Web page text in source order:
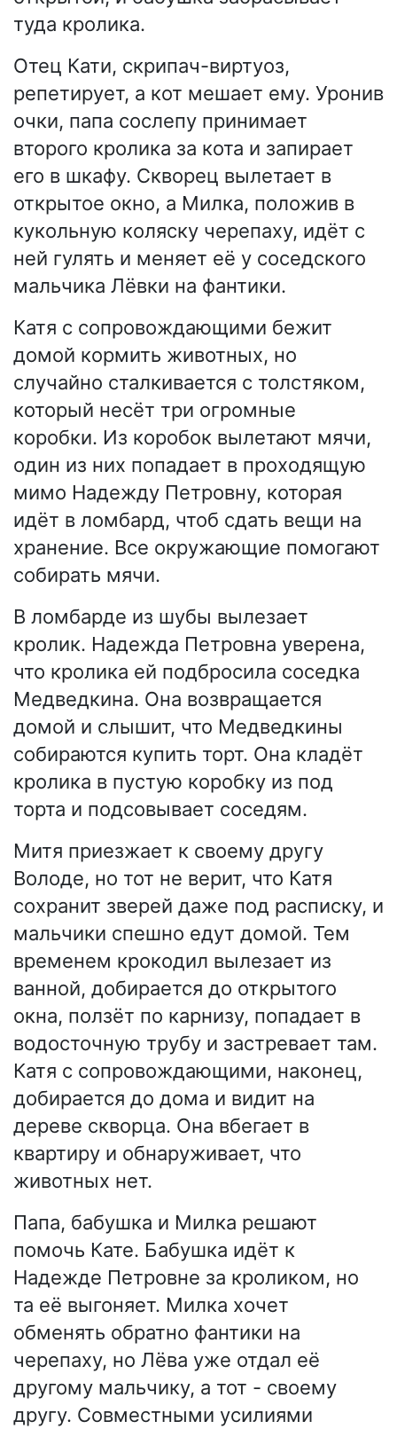
туда кролика.
Отец Кати, скрипач-виртуоз,
репетирует, а кот мешает ему. Уронив
очки, папа сослепу принимает
второго кролика за кота и запирает
его в шкафу. Скворец вылетает в
открытое окно, а Милка, положив в
кукольную коляску черепаху, идёт с
ней гулять и меняет её у соседского
мальчика Лёвки на фантики.
Катя с сопровождающими бежит
домой кормить животных, но
случайно сталкивается с толстяком,
который несёт три огромные
коробки. Из коробок вылетают мячи,
один из них попадает в проходящую
мимо Надежду Петровну, которая
идёт в ломбард, чтоб сдать вещи на
хранение. Все окружающие помогают
собирать мячи.
В ломбарде из шубы вылезает
кролик. Надежда Петровна уверена,
что кролика ей подбросила соседка
Медведкина. Она возвращается
домой и слышит, что Медведкины
собираются купить торт. Она кладёт
кролика в пустую коробку из под
торта и подсовывает соседям.
Митя приезжает к своему другу
Володе, но тот не верит, что Катя
сохранит зверей даже под расписку, и
мальчики спешно едут домой. Тем
временем крокодил вылезает из
ванной, добирается до открытого
окна, ползёт по карнизу, попадает в
водосточную трубу и застревает там.
Катя с сопровождающими, наконец,
добирается до дома и видит на
дереве скворца. Она вбегает в
квартиру и обнаруживает, что
животных нет.
Папа, бабушка и Милка решают
помочь Кате. Бабушка идёт к
Надежде Петровне за кроликом, но
та её выгоняет. Милка хочет
обменять обратно фантики на
черепаху, но Лёва уже отдал её
другому мальчику, а тот - своему
другу. Совместными усилиями